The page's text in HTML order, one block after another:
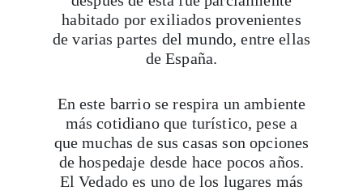
habitado por exiliados provenientes
de varias partes del mundo, entre ellas
de España.
En este barrio se respira un ambiente
más cotidiano que turístico, pese a
que muchas de sus casas son opciones
de hospedaje desde hace pocos años.
El Vedado es uno de los lugares más